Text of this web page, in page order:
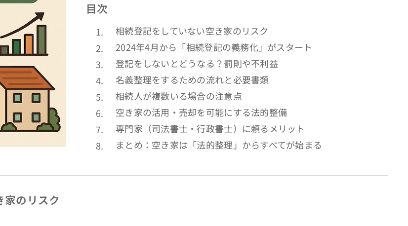
目次
相続登記をしていない空き家のリスク
2024年4月から「相続登記の義務化」がスタート
登記をしないとどうなる？罰則や不利益
名義整理をするための流れと必要書類
相続人が複数いる場合の注意点
空き家の活用・売却を可能にする法的整備
専門家（司法書士・行政書士）に頼るメリット
まとめ：空き家は「法的整理」からすべてが始まる
家のリスク